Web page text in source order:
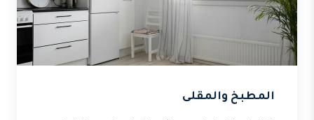
المطبخ والمقلى